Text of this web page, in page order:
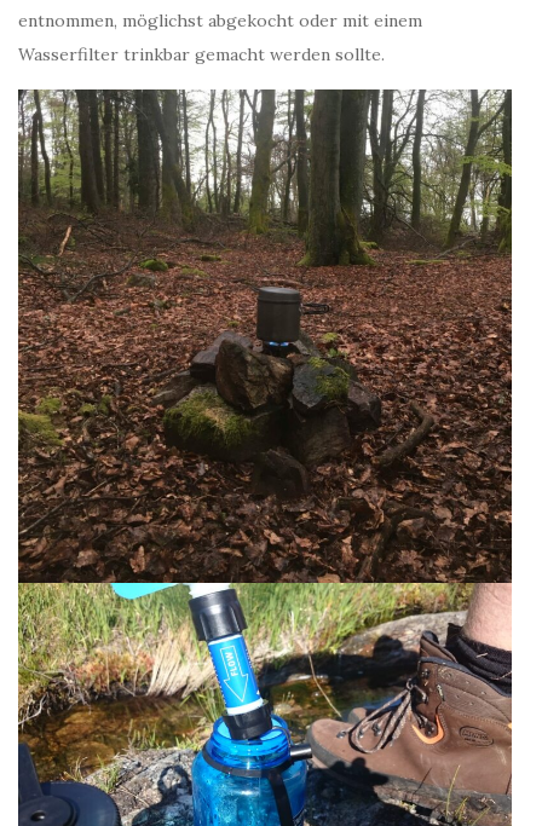
entnommen, möglichst abgekocht oder mit einem
Wasserfilter trinkbar gemacht werden sollte.